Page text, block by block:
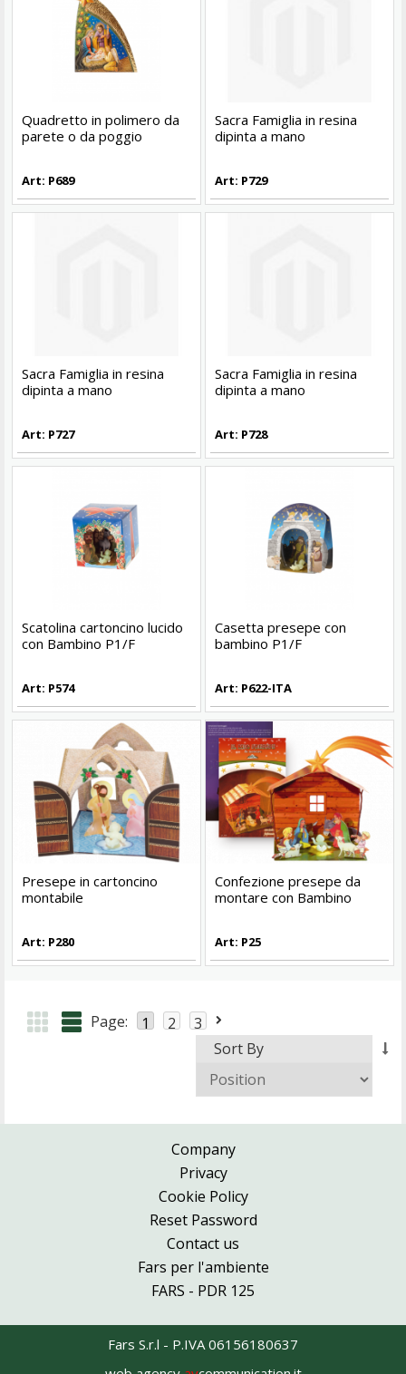
Quadretto in polimero da
parete o da poggio
Art: P689
Sacra Famiglia in resina
dipinta a mano
Art: P729
Sacra Famiglia in resina
dipinta a mano
Art: P727
Sacra Famiglia in resina
dipinta a mano
Art: P728
Scatolina cartoncino lucido
con Bambino P1/F
Art: P574
Casetta presepe con
bambino P1/F
Art: P622-ITA
Presepe in cartoncino
montabile
Art: P280
Confezione presepe da
montare con Bambino
Art: P25
Page: 1 2
3
Sort By
Company
Privacy
Cookie Policy
Reset Password
Contact us
Fars per l'ambiente
FARS - PDR 125
Fars S.r.l - P.IVA 06156180637